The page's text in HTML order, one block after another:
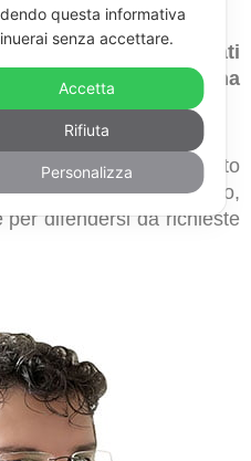
legale di avvocati
esattoriali in zona
di richiedere un consulto
a Studio Monardo,
difendersi da richieste
questa informativa
senza accettare.
Accetta
Rifiuta
Personalizza